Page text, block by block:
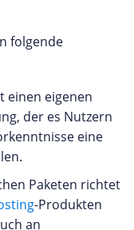
und
ermöglicht.
Wahrung der
der kSuite
befinden sich
Land, das
bekannt
eine eigene
oder die
Wahl für
die nach
Webhosting
eine
Lösung
modernster
NVMe-SSDs
stabile
folgende
einen eigenen
der es Nutzern
eine
Paketen richtet
-Produkten
an